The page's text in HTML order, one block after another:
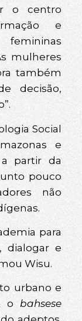
o centro
e
mulheres
também
decisão,
Social
e
partir da
pouco
não
para
dialogar e
Wisu.
urbano e
o bahsese